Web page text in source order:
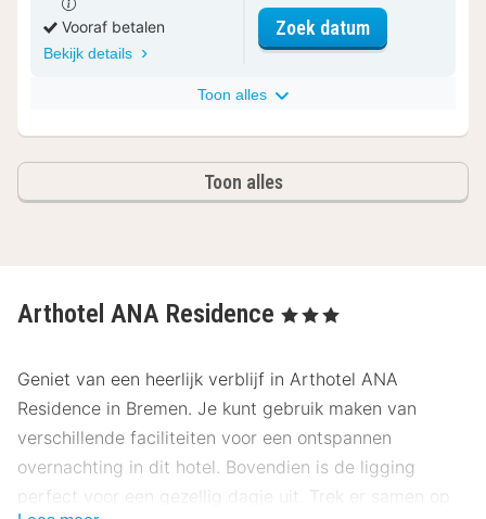
Vooraf betalen
Bekijk details
Zoek datumvoor
Toon alles
Toon alles
Arthotel ANA Residence , 3 Sterren
Geniet van een heerlijk verblijf in Arthotel ANA
Residence in Bremen. Je kunt gebruik maken van
verschillende faciliteiten voor een ontspannen
overnachting in dit hotel. Bovendien is de ligging
perfect voor een gezellig dagje uit. Trek er samen op